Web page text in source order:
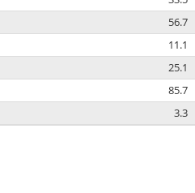
56.7
11.1
25.1
85.7
3.3